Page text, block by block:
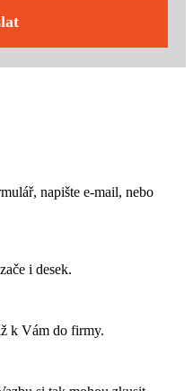
napište e-mail, nebo
i desek.
k Vám do firmy.